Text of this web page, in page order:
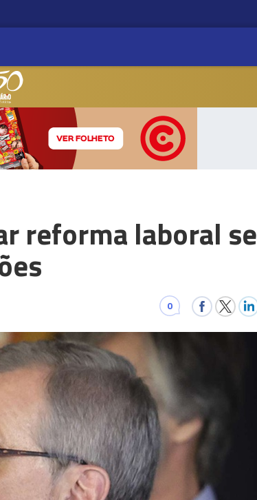
reforma laboral se
0